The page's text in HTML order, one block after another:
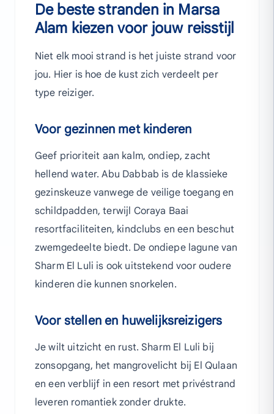
De beste stranden in Marsa
Alam kiezen voor jouw reisstijl
Niet elk mooi strand is het juiste strand voor
jou. Hier is hoe de kust zich verdeelt per
type reiziger.
Voor gezinnen met kinderen
Geef prioriteit aan kalm, ondiep, zacht
hellend water. Abu Dabbab is de klassieke
gezinskeuze vanwege de veilige toegang en
schildpadden, terwijl Coraya Baai
resortfaciliteiten, kindclubs en een beschut
zwemgedeelte biedt. De ondiepe lagune van
Sharm El Luli is ook uitstekend voor oudere
kinderen die kunnen snorkelen.
Voor stellen en huwelijksreizigers
Je wilt uitzicht en rust. Sharm El Luli bij
zonsopgang, het mangrovelicht bij El Qulaan
en een verblijf in een resort met privéstrand
leveren romantiek zonder drukte.